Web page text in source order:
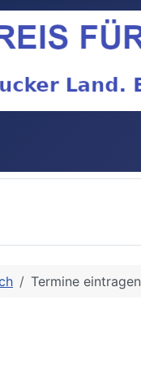
Termine eintragen